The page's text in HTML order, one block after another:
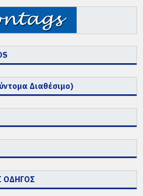
Διαθέσιμο)
ΟΔΗΓΟΣ